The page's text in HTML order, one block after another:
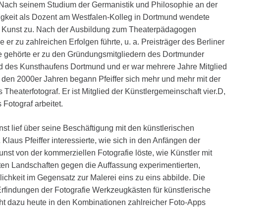
seinem Studium der Germanistik und Philosophie an der
als Dozent am Westfalen-Kolleg in Dortmund wendete
zu. Nach der Ausbildung zum Theaterpädagogen
er zu zahlreichen Erfolgen führte, u. a. Preisträger des Berliner
er zu den Gründungsmitgliedern des Dortmunder
Kunsthaufens Dortmund und er war mehrere Jahre Mitglied
2000er Jahren begann Pfeiffer sich mehr und mehr mit der
Er ist Mitglied der Künstlergemeinschaft vier.D,
arbeitet.
lief über seine Beschäftigung mit den künstlerischen
Pfeiffer interessierte, wie sich in den Anfängen der
von der kommerziellen Fotografie löste, wie Künstler mit
Landschaften gegen die Auffassung experimentierten,
im Gegensatz zur Malerei eins zu eins abbilde. Die
der Fotografie Werkzeugkästen für künstlerische
dazu heute in den Kombinationen zahlreicher Foto-Apps